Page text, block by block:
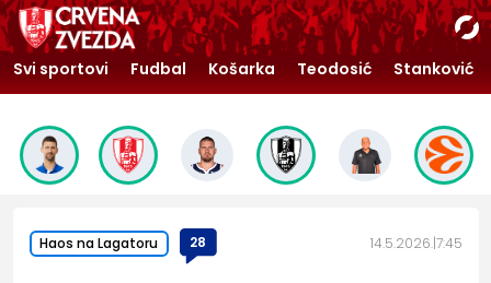
Svi sportovi Fudbal Košarka Teodosić Stanković
Haos na Lagatoru 28 14.5.2026. 7:45